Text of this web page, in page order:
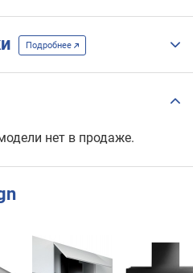
Подробнее
нет в продаже.